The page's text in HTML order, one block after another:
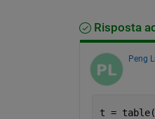
Risposta
Peng Li
t =